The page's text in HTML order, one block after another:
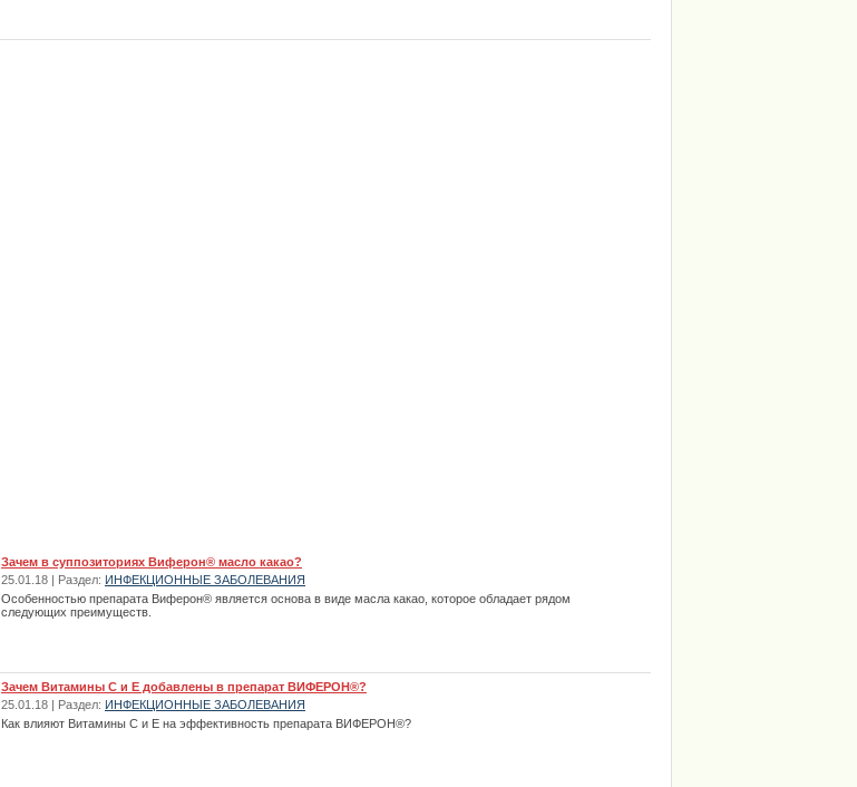
Зачем в суппозиториях Виферон® масло какао?
25.01.18 | Раздел: ИНФЕКЦИОННЫЕ ЗАБОЛЕВАНИЯ
Особенностью препарата Виферон® является основа в виде масла какао, которое обладает рядом
следующих преимуществ.
Зачем Витамины С и Е добавлены в препарат ВИФЕРОН®?
25.01.18 | Раздел: ИНФЕКЦИОННЫЕ ЗАБОЛЕВАНИЯ
Как влияют Витамины С и Е на эффективность препарата ВИФЕРОН®?